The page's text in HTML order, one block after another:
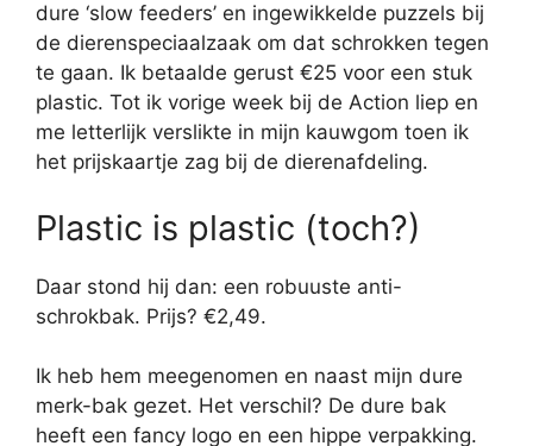
dure ‘slow feeders’ en ingewikkelde puzzels bij
de dierenspeciaalzaak om dat schrokken tegen
te gaan. Ik betaalde gerust €25 voor een stuk
plastic. Tot ik vorige week bij de Action liep en
me letterlijk verslikte in mijn kauwgom toen ik
het prijskaartje zag bij de dierenafdeling.
Plastic is plastic (toch?)
Daar stond hij dan: een robuuste anti-
schrokbak. Prijs? €2,49.
Ik heb hem meegenomen en naast mijn dure
merk-bak gezet. Het verschil? De dure bak
heeft een fancy logo en een hippe verpakking.